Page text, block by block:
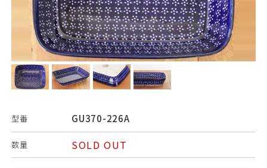
型番 GU370-226A
数量 SOLD OUT